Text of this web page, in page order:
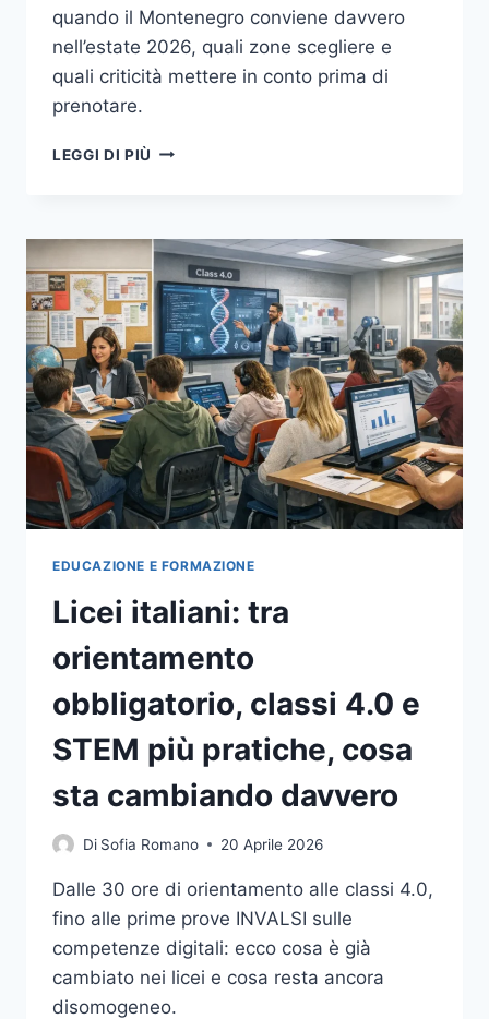
quando il Montenegro conviene davvero
nell’estate 2026, quali zone scegliere e
quali criticità mettere in conto prima di
prenotare.
LEGGI DI PIÙ MONTENEGRO
CONVIENE
DAVVERO,
DOVE
ANDARE
COSA
SAPERE
PRIMA
DI
PARTIRE
EDUCAZIONE E FORMAZIONE
Licei italiani: tra
orientamento
obbligatorio, classi 4.0 e
STEM più pratiche, cosa
sta cambiando davvero
Di Sofia Romano 20 Aprile 2026
Dalle 30 ore di orientamento alle classi 4.0,
fino alle prime prove INVALSI sulle
competenze digitali: ecco cosa è già
cambiato nei licei e cosa resta ancora
disomogeneo.